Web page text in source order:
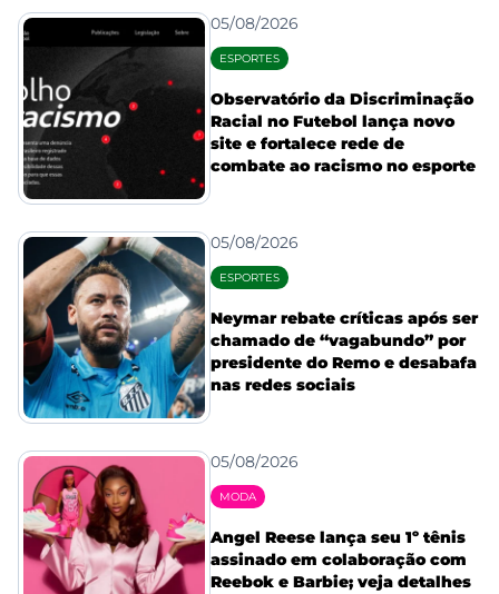
05/08/2026
ESPORTES
Observatório da Discriminação
Racial no Futebol lança novo
site e fortalece rede de
combate ao racismo no esporte
05/08/2026
ESPORTES
Neymar rebate críticas após ser
chamado de “vagabundo” por
presidente do Remo e desabafa
nas redes sociais
05/08/2026
MODA
Angel Reese lança seu 1º tênis
assinado em colaboração com
Reebok e Barbie; veja detalhes